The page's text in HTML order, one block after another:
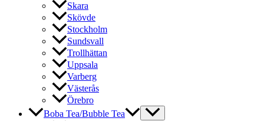
Skara
Skövde
Stockholm
Sundsvall
Trollhättan
Uppsala
Varberg
Västerås
Örebro
Boba Tea/Bubble Tea